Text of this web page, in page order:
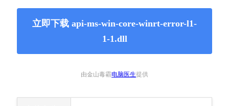
立即下载 api-ms-win-core-winrt-error-l1-
1-1.dll
由金山毒霸电脑医生提供